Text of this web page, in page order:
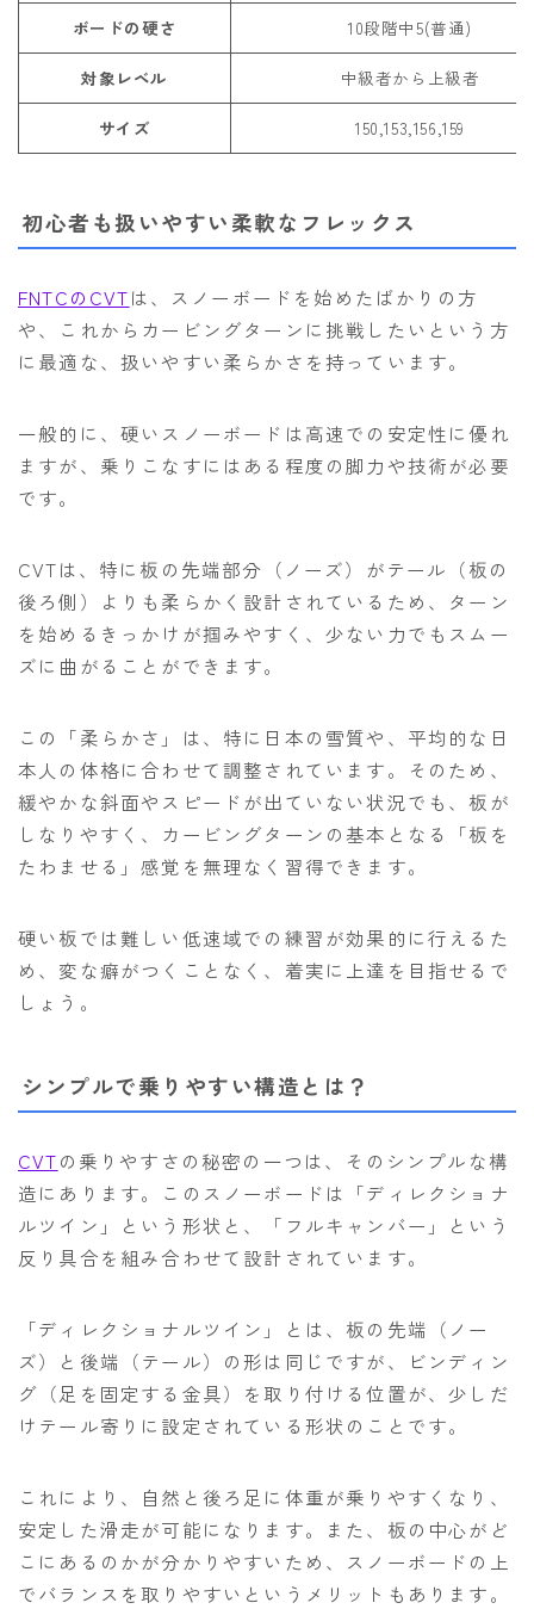
ボードの硬さ 10段階中5(普通)
対象レベル 中級者から上級者
サイズ 150,153,156,159
初心者も扱いやすい柔軟なフレックス
FNTCのCVTは、スノーボードを始めたばかりの方
や、これからカービングターンに挑戦したいという方
に最適な、扱いやすい柔らかさを持っています。
一般的に、硬いスノーボードは高速での安定性に優れ
ますが、乗りこなすにはある程度の脚力や技術が必要
です。
CVTは、特に板の先端部分（ノーズ）がテール（板の
後ろ側）よりも柔らかく設計されているため、ターン
を始めるきっかけが掴みやすく、少ない力でもスムー
ズに曲がることができます。
この「柔らかさ」は、特に日本の雪質や、平均的な日
本人の体格に合わせて調整されています。そのため、
緩やかな斜面やスピードが出ていない状況でも、板が
しなりやすく、カービングターンの基本となる「板を
たわませる」感覚を無理なく習得できます。
硬い板では難しい低速域での練習が効果的に行えるた
め、変な癖がつくことなく、着実に上達を目指せるで
しょう。
シンプルで乗りやすい構造とは？
CVTの乗りやすさの秘密の一つは、そのシンプルな構
造にあります。このスノーボードは「ディレクショナ
ルツイン」という形状と、「フルキャンバー」という
反り具合を組み合わせて設計されています。
「ディレクショナルツイン」とは、板の先端（ノー
ズ）と後端（テール）の形は同じですが、ビンディン
グ（足を固定する金具）を取り付ける位置が、少しだ
けテール寄りに設定されている形状のことです。
これにより、自然と後ろ足に体重が乗りやすくなり、
安定した滑走が可能になります。また、板の中心がど
こにあるのかが分かりやすいため、スノーボードの上
でバランスを取りやすいというメリットもあります。